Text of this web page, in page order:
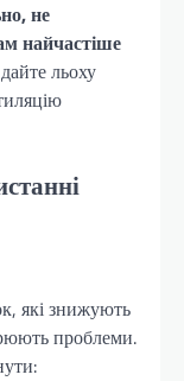
не
найчастіше
льоху
які знижують
проблеми.